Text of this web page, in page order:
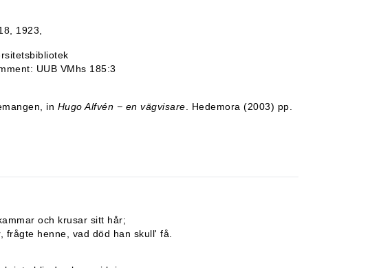
1923,
UUB VMhs 185:3
in Hugo Alfvén − en vägvisare . Hedemora (2003) pp.
och krusar sitt hår;
henne, vad död han skull' få.